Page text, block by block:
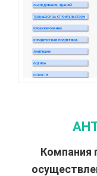
Компания